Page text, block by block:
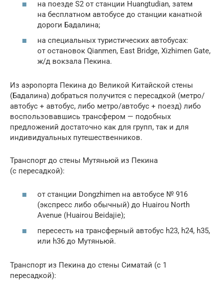
на поезде S2 от станции Huangtudian, затем
на бесплатном автобусе до станции канатной
дороги Бадалина;
на специальных туристических автобусах:
от остановок Qianmen, East Bridge, Xizhimen Gate,
ж/д вокзала Пекина.
Из аэропорта Пекина до Великой Китайской стены
(Бадалина) добраться получится с пересадкой (метро/
автобус + автобус, либо метро/автобус + поезд) либо
воспользовавшись трансфером — подобных
предложений достаточно как для групп, так и для
индивидуальных путешественников.
Транспорт до стены Мутяньюй из Пекина
(с пересадкой):
от станции Dongzhimen на автобусе № 916
(экспресс либо обычный) до Huairou North
Avenue (Huairou Beidajie);
пересесть на трансферный автобус h23, h24, h35,
или h36 до Мутяньюй.
Транспорт из Пекина до стены Симатай (с 1
пересадкой):